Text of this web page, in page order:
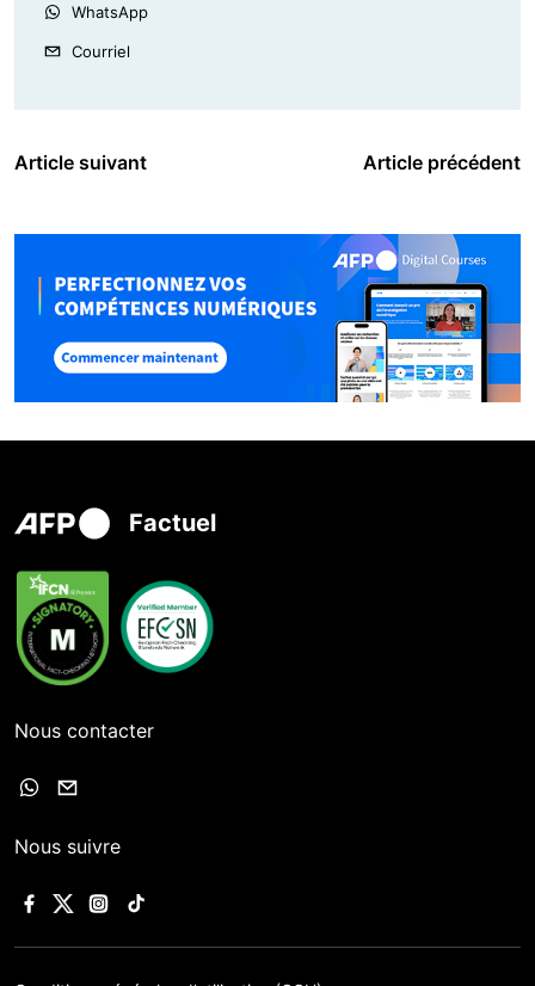
WhatsApp
Courriel
Article suivant Article précédent
Factuel
Nous contacter
Nous suivre